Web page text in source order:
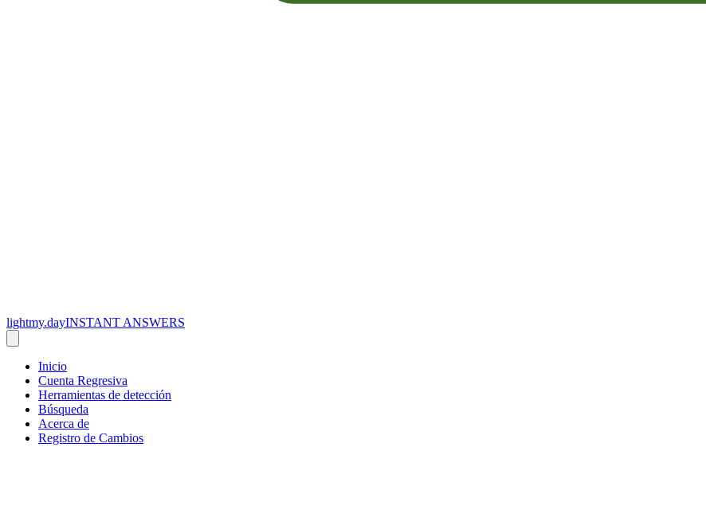
lightmy.dayINSTANT ANSWERS
Inicio
Cuenta Regresiva
Herramientas de detección
Búsqueda
Acerca de
Registro de Cambios